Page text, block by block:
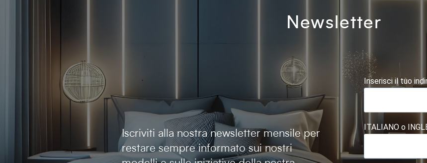
Newsletter
Iscriviti alla nostra newsletter mensile per
restare sempre informato sui nostri
Inserisci il tuo
ITALIANO o